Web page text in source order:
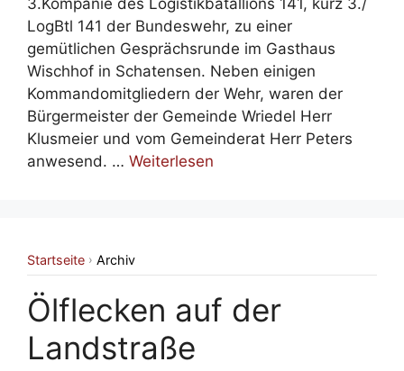
3.Kompanie des Logistikbatallions 141, kurz 3./
LogBtl 141 der Bundeswehr, zu einer
gemütlichen Gesprächsrunde im Gasthaus
Wischhof in Schatensen. Neben einigen
Kommandomitgliedern der Wehr, waren der
Bürgermeister der Gemeinde Wriedel Herr
Klusmeier und vom Gemeinderat Herr Peters
anwesend. … Weiterlesen
Startseite › Archiv
Ölflecken auf der
Landstraße